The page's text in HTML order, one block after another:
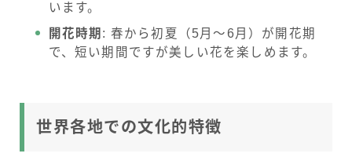
います。
開花時期 : 春から初夏（5月〜6月）が開花期
で、短い期間ですが美しい花を楽しめます。
世界各地での文化的特徴